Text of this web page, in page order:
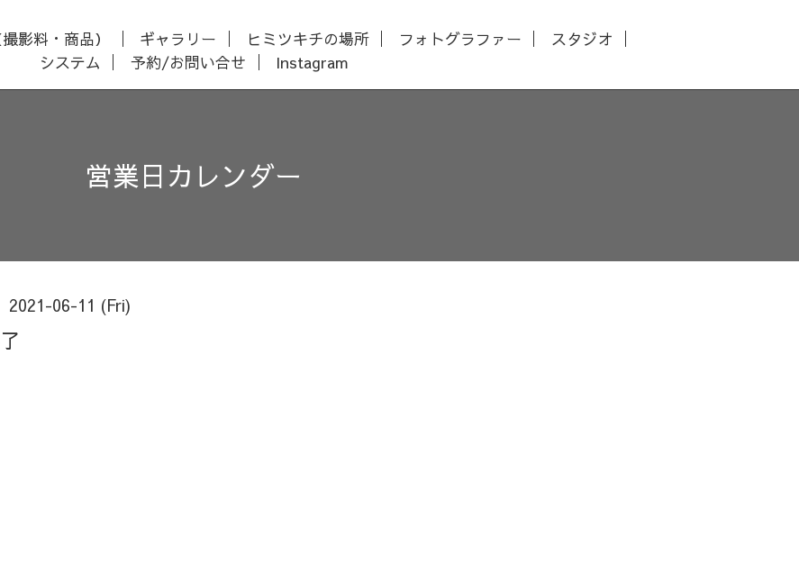
影料・商品） ギャラリー ヒミツキチの場所 フォトグラファー
スタジオ
システム
予約/お問い合せ Instagram
営業日カレンダー
2021-06-11 (Fri)